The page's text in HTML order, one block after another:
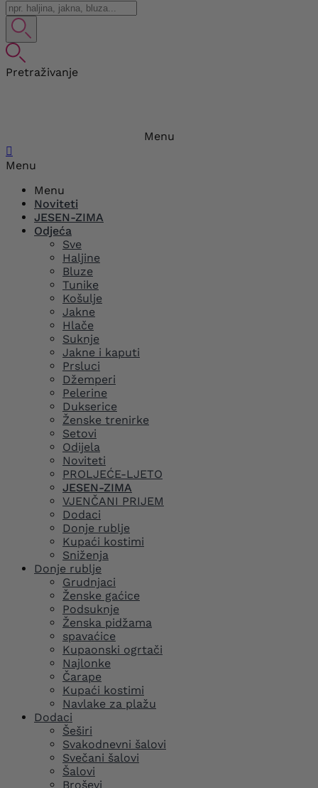
Pretraživanje
Menu

Menu
Menu
Noviteti
JESEN-ZIMA
Odjeća
Sve
Haljine
Bluze
Tunike
Košulje
Jakne
Hlače
Suknje
Jakne i kaputi
Prsluci
Džemperi
Pelerine
Dukserice
Ženske trenirke
Setovi
Odijela
Noviteti
PROLJEĆE-LJETO
JESEN-ZIMA
VJENČANI PRIJEM
Dodaci
Donje rublje
Kupaći kostimi
Sniženja
Donje rublje
Grudnjaci
Ženske gaćice
Podsuknje
Ženska pidžama
spavaćice
Kupaonski ogrtači
Najlonke
Čarape
Kupaći kostimi
Navlake za plažu
Dodaci
Šeširi
Svakodnevni šalovi
Svečani šalovi
Šalovi
Broševi